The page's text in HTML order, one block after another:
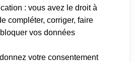
: vous avez le droit à
compléter, corriger, faire
vos données
votre consentement